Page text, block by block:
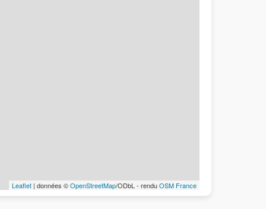
Leaflet | données ©OpenStreetMap/ODbL - renduOSM France